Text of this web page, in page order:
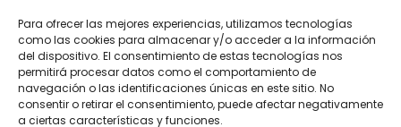
Para ofrecer las mejores experiencias, utilizamos tecnologías
como las cookies para almacenar y/o acceder a la información
del dispositivo. El consentimiento de estas tecnologías nos
permitirá procesar datos como el comportamiento de
navegación o las identificaciones únicas en este sitio. No
consentir o retirar el consentimiento, puede afectar negativamente
a ciertas características y funciones.